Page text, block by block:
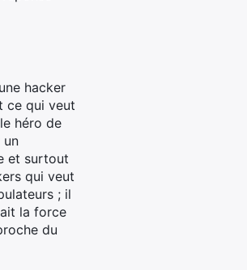
hacker
ce qui veut
héro de
un
et surtout
qui veut
; il
la force
du